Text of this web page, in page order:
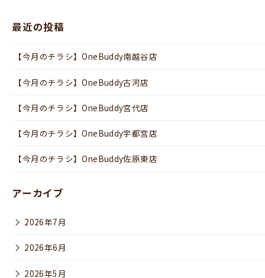
最近の投稿
【今月のチラシ】OneBuddy南越谷店
【今月のチラシ】OneBuddy古河店
【今月のチラシ】OneBuddy宮代店
【今月のチラシ】OneBuddy宇都宮店
【今月のチラシ】OneBuddy佐原東店
アーカイブ
2026年7月
2026年6月
2026年5月